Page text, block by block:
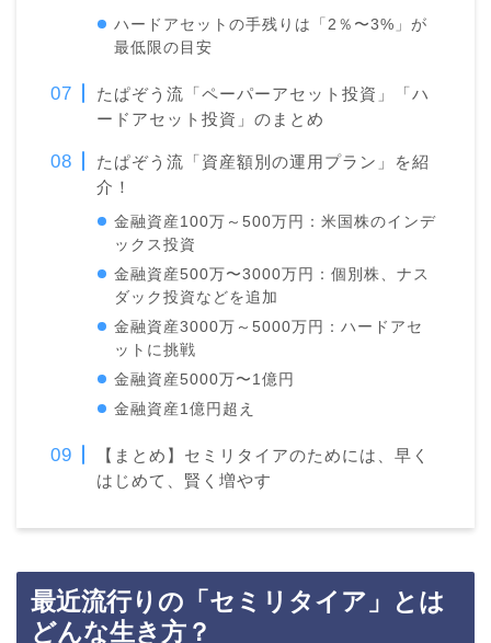
ハードアセットの手残りは「2％〜3%」が
最低限の目安
たぱぞう流「ペーパーアセット投資」「ハ
ードアセット投資」のまとめ
たぱぞう流「資産額別の運用プラン」を紹
介！
金融資産100万～500万円：米国株のインデ
ックス投資
金融資産500万〜3000万円：個別株、ナス
ダック投資などを追加
金融資産3000万～5000万円：ハードアセ
ットに挑戦
金融資産5000万〜1億円
金融資産1億円超え
【まとめ】セミリタイアのためには、早く
はじめて、賢く増やす
最近流行りの「セミリタイア」とは
どんな生き方？